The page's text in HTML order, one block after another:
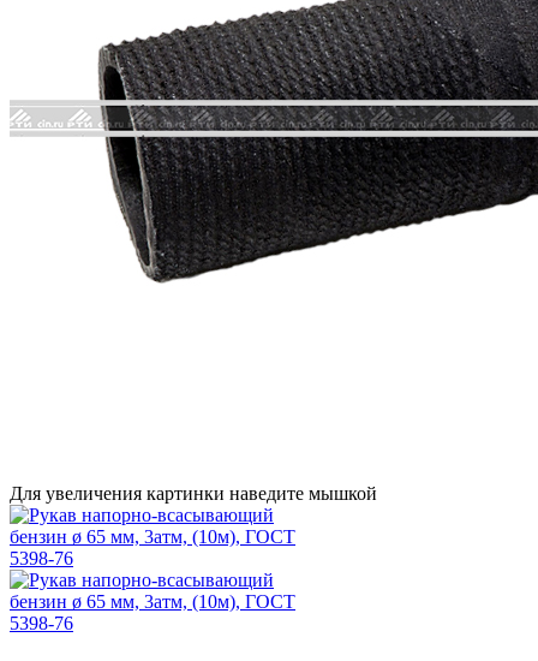
Для увеличения картинки наведите мышкой